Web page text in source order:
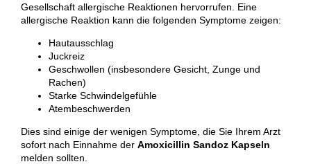
Gesellschaft allergische Reaktionen hervorrufen. Eine
allergische Reaktion kann die folgenden Symptome zeigen:
Hautausschlag
Juckreiz
Geschwollen (insbesondere Gesicht, Zunge und
Rachen)
Starke Schwindelgefühle
Atembeschwerden
Dies sind einige der wenigen Symptome, die Sie Ihrem Arzt
sofort nach Einnahme der Amoxicillin Sandoz Kapseln
melden sollten.